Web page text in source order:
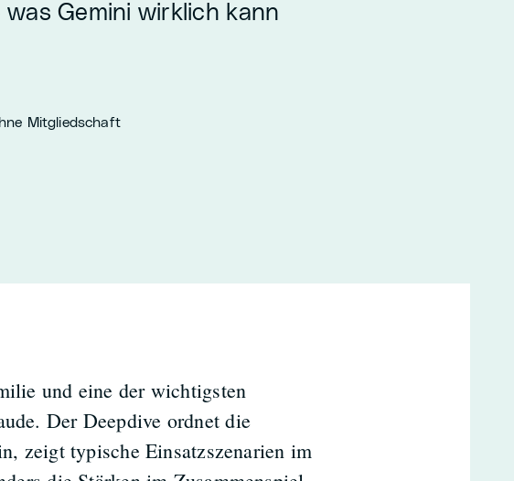
Gemini wirklich kann
Mitgliedschaft
und eine der wichtigsten
Der Deepdive ordnet die
zeigt typische Einsatzszenarien im